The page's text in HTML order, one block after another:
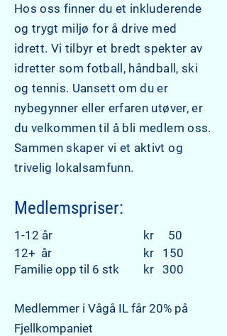
Hos oss finner du et inkluderende
og trygt miljø for å drive med
idrett. Vi tilbyr et bredt spekter av
idretter som fotball, håndball, ski
og tennis. Uansett om du er
nybegynner eller erfaren utøver, er
du velkommen til å bli medlem oss.
Sammen skaper vi et aktivt og
trivelig lokalsamfunn.
Medlemspriser:
1 -12 år
12+ år
Familie opp til 6 stk
kr 50
kr 150
kr 300
Medlemmer i Vågå IL får 20% på
Fjellkompaniet